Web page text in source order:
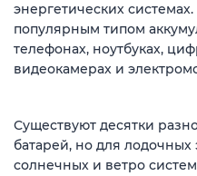
энергетических
популярным типом
телефонах, ноутбуках,
видеокамерах и
Существуют десятки
батарей, но для
солнечных и ветро